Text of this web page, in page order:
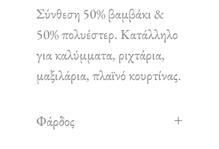
Σύνθεση 50% βαμβάκι &
50% πολυέστερ. Κατάλληλο
για καλύμματα, ριχτάρια,
μαξιλάρια, πλαϊνό κουρτίνας.
Φάρδος